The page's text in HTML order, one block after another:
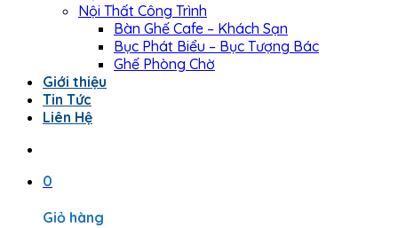
Nội Thất Công Trình
Bàn Ghế Cafe – Khách Sạn
Bục Phát Biểu – Bục Tượng Bác
Ghế Phòng Chờ
Giới thiệu
Tin Tức
Liên Hệ
0
Giỏ hàng